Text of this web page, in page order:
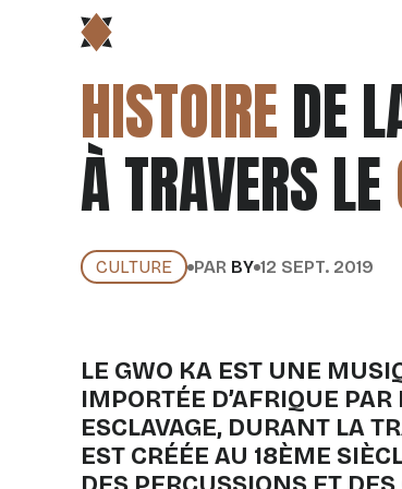
HISTOIREDE
À TRAVERS LE
CULTURE PAR BY 12 SEPT. 2019
LE GWO KA EST UNE
IMPORTÉE D’AFRIQUE
ESCLAVAGE, DURANT LA
EST CRÉÉE AU 18ÈME